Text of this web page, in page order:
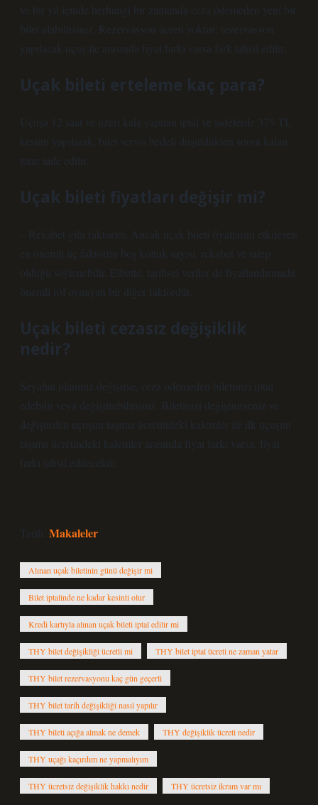
ve bir yıl içinde herhangi bir zamanda ceza ödemeden yeni bir
bilet alabilirsiniz. Rezervasyon ücreti yoktur; rezervasyon
yapılacak uçuş ile arasında fiyat farkı varsa fark tahsil edilir.
Uçak bileti erteleme kaç para?
Uçuşa 12 saat ve üzeri kala yapılan iptal ve iadelerde 375 TL
kesinti yapılarak, bilet servis bedeli düşüldükten sonra kalan
tutar iade edilir.
Uçak bileti fiyatları değişir mi?
– Rekabet gibi faktörler. Ancak uçak bileti fiyatlarını etkileyen
en önemli üç faktörün boş koltuk sayısı, rekabet ve talep
olduğu söylenebilir. Elbette, tarihsel veriler de fiyatlandırmada
önemli rol oynayan bir diğer faktördür.
Uçak bileti cezasız değişiklik
nedir?
Seyahat planınız değişirse, ceza ödemeden biletinizi iptal
edebilir veya değiştirebilirsiniz. Biletinizi değiştirirseniz ve
değiştirilen uçuşun taşıma ücretindeki kalemler ile ilk uçuşun
taşıma ücretindeki kalemler arasında fiyat farkı varsa, fiyat
farkı tahsil edilecektir.
Tarih: Makaleler
Alınan uçak biletinin günü değişir mi
Bilet iptalinde ne kadar kesinti olur
Kredi kartıyla alınan uçak bileti iptal edilir mi
THY bilet değişikliği ücretli mi THY bilet iptal ücreti ne zaman yatar
THY bilet rezervasyonu kaç gün geçerli
THY bilet tarih değişikliği nasıl yapılır
THY bileti açığa almak ne demek THY değişiklik ücreti nedir
THY uçağı kaçırdım ne yapmalıyım
THY ücretsiz değişiklik hakkı nedir THY ücretsiz ikram var mı